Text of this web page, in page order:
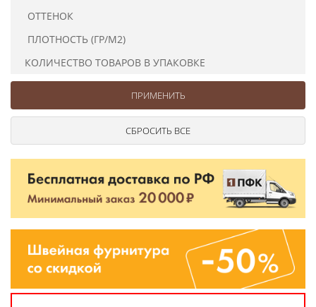
ОТТЕНОК
ПЛОТНОСТЬ (ГР/М2)
КОЛИЧЕСТВО ТОВАРОВ В УПАКОВКЕ
Элементы декора
Сумочная фурнитура